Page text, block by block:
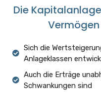
Die
Sich die
Anlageklassen
Auch die Erträge
Schwankungen sind